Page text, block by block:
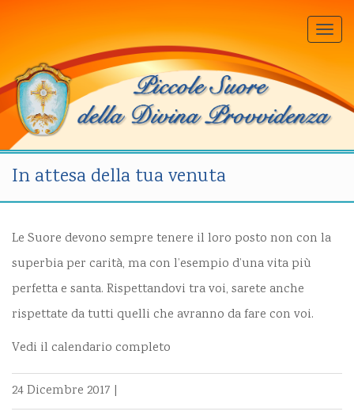
In attesa della tua venuta
Le Suore devono sempre tenere il loro posto non con la
superbia per carità, ma con l’esempio d’una vita più
perfetta e santa. Rispettandovi tra voi, sarete anche
rispettate da tutti quelli che avranno da fare con voi.
Vedi il calendario completo
24 Dicembre 2017 |